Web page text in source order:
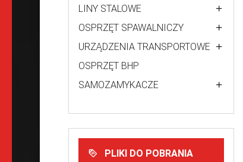
LINY STALOWE
OSPRZĘT SPAWALNICZY
URZĄDZENIA TRANSPORTOWE
OSPRZĘT BHP
SAMOZAMYKACZE
PLIKI DO POBRANIA